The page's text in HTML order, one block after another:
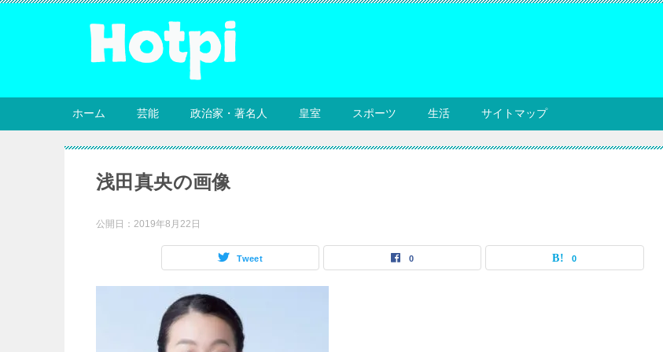
ホーム 芸能 政治家・著名人 皇室 スポーツ 生活 サイトマップ
浅田真央の画像
公開日： 2019年8月22日
Tweet 0 0